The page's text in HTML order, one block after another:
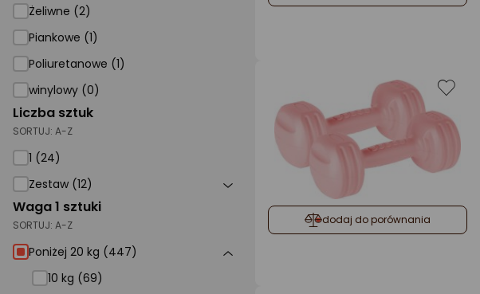
Żeliwne (2)
Piankowe (1)
Poliuretanowe (1)
winylowy (0)
Liczba sztuk
SORTUJ: A-Z
1 (24)
Zestaw (12)
Waga 1 sztuki
SORTUJ: A-Z
Poniżej 20 kg (447)
10 kg (69)
dodaj do porównania